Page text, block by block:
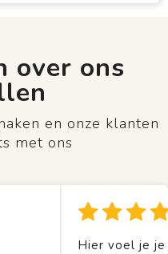
over ons
en onze klanten
met ons
Hier voel je